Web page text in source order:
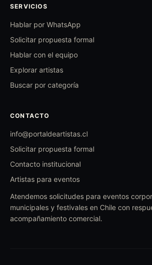
SERVICIOS
Hablar por WhatsApp
Solicitar propuesta formal
Hablar con el equipo
Explorar artistas
Buscar por categoría
CONTACTO
info@portaldeartistas.cl
Solicitar propuesta formal
Contacto institucional
Artistas para eventos
Atendemos solicitudes para eventos
municipales y festivales en Chile con
acompañamiento comercial.